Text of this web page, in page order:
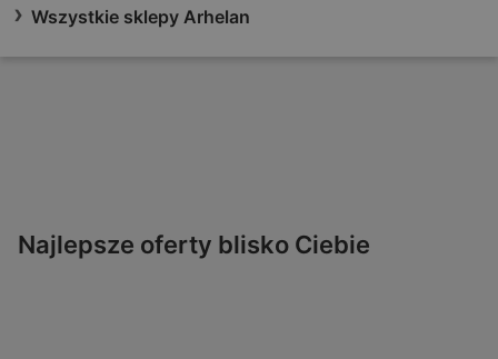
Wszystkie sklepy Arhelan
Najlepsze oferty blisko Ciebie